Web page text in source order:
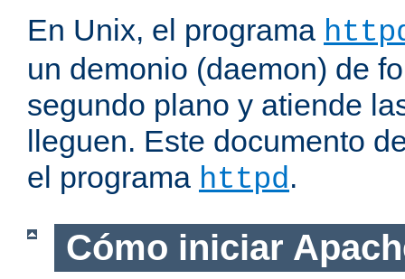
En Unix, el programa
un demonio (daemon) de
segundo plano y atiende
lleguen. Este documento
el programa httpd.
Cómo iniciar